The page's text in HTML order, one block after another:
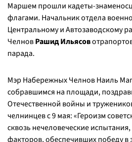
Маршем прошли кадеты-
флагами. Начальник отдела
Центральному и Автозаводскому
ЧелновРашид Ильясов
парада.
Мэр Набережных Челнов Наиль
собравшимся на площади,
Отечественной войны и
челнинцев с 9 мая: «Героизм
сквозь нечеловеческие
факторов, обеспечивших победу в